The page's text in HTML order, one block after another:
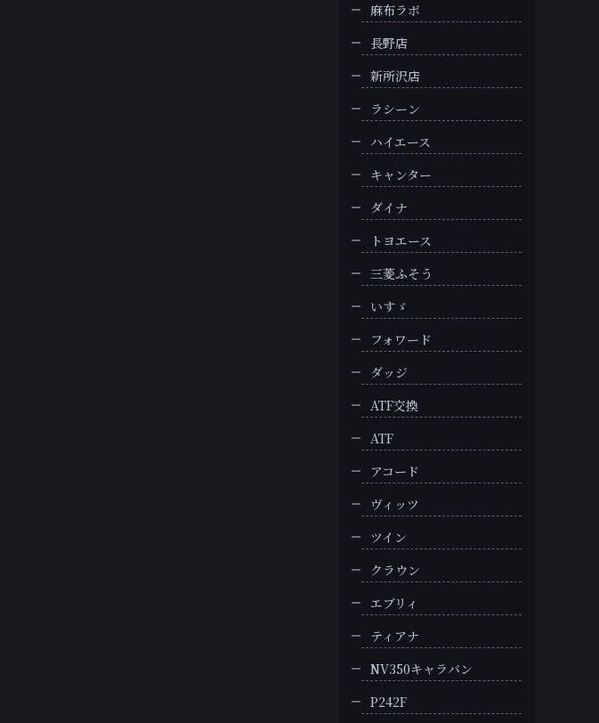
麻布ラボ
長野店
新所沢店
ラシーン
ハイエース
キャンター
ダイナ
トヨエース
三菱ふそう
いすゞ
フォワード
ダッジ
ATF交換
ATF
アコード
ヴィッツ
ツイン
クラウン
エブリィ
ティアナ
NV350キャラバン
P242F